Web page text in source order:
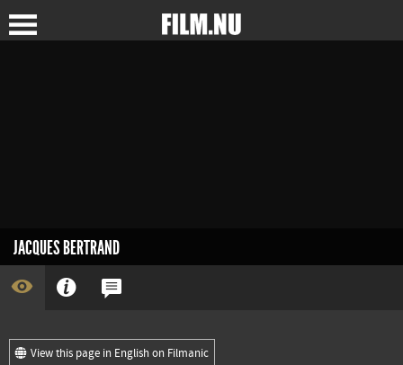
JACQUES BERTRAND
View this page in English on Filmanic